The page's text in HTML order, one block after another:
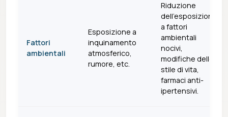
Fattori
ambientali
Esposizione a
inquinamento
atmosferico,
rumore, etc.
Riduzione
dell'esposizione
a fattori
ambientali
nocivi,
modifiche dello
stile di vita,
farmaci anti-
ipertensivi.